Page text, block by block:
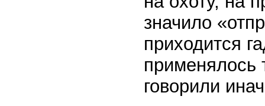
значило
приходится
применялось
говорили